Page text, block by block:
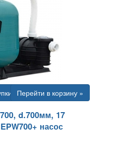
Перейти в корзину »
d.700мм, 17
насос